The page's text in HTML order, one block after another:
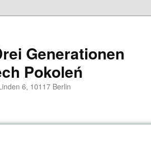
Generationen
Pokoleń
6, 10117 Berlin